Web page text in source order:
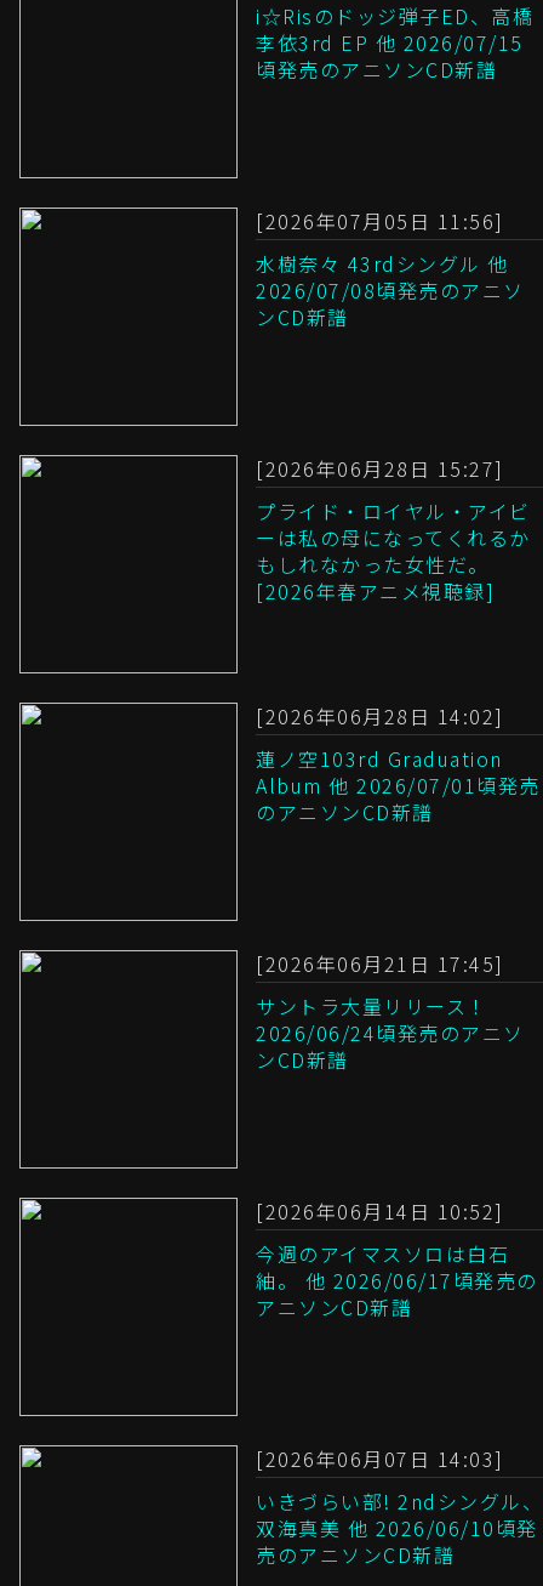
i☆Risのドッジ弾子ED、高橋
李依3rd EP 他 2026/07/15
頃発売のアニソンCD新譜
[2026年07月05日 11:56]
水樹奈々 43rdシングル 他
2026/07/08頃発売のアニソ
ンCD新譜
[2026年06月28日 15:27]
プライド・ロイヤル・アイビ
ーは私の母になってくれるか
もしれなかった女性だ。
[2026年春アニメ視聴録]
[2026年06月28日 14:02]
蓮ノ空103rd Graduation
Album 他 2026/07/01頃発売
のアニソンCD新譜
[2026年06月21日 17:45]
サントラ大量リリース！
2026/06/24頃発売のアニソ
ンCD新譜
[2026年06月14日 10:52]
今週のアイマスソロは白石
紬。 他 2026/06/17頃発売の
アニソンCD新譜
[2026年06月07日 14:03]
いきづらい部! 2ndシングル、
双海真美 他 2026/06/10頃発
売のアニソンCD新譜